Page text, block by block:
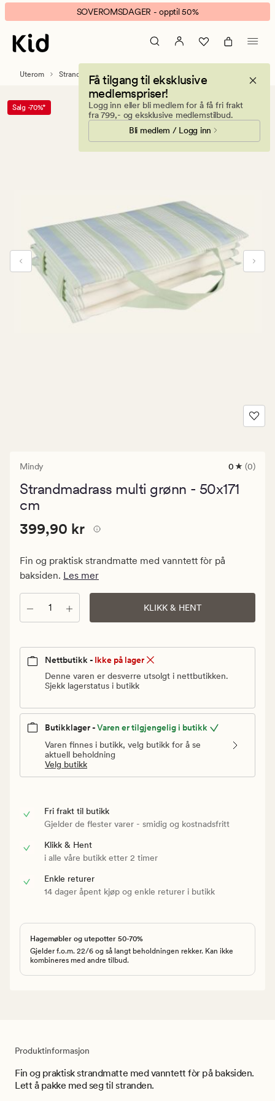
Mindy
strandmadrass
multi
grønn
banner.
Klikk
ESCAPE
pause.
SOVEROMSDAGER - opptil 50%
Få tilgang til eksklusive
medlemspriser!
Logg inn eller bli medlem for å få fri frakt
fra 799,- og eksklusive medlemstilbud.
Bli medlem / Logg inn
Uterom Strandmadrasser
Salg -70%*
Mindy
0
med
0 (0)
Strandmadrass multi grønn - 50x171
cm
Pris
399,90
kr.
Vanlig
399,90
kr
Pris 399,90 kr
399,90 kr
Fin og praktisk strandmatte med vanntett fòr på
baksiden. Les mer
Antall KLIKK & HENT
Nettbutikk - Ikke på lager
Denne varen er desverre utsolgt i nettbutikken.
Sjekk lagerstatus i butikk
Butikklager -Varen er tilgjengelig i butikk
Varen finnes i butikk, velg butikk for å se
aktuell beholdning
Velg butikk
Fri frakt til butikk
Gjelder de flester varer - smidig og kostnadsfritt
Klikk & Hent
i alle våre butikk etter 2 timer
Enkle returer
14 dager åpent kjøp og enkle returer i butikk
Hagemøbler og utepotter 50-70%
Gjelder f.o.m. 22/6 og så langt beholdningen rekker. Kan ikke
kombineres med andre tilbud.
Produktinformasjon
Fin og praktisk strandmatte med vanntett fòr på baksiden.
Lett å pakke med seg til stranden.